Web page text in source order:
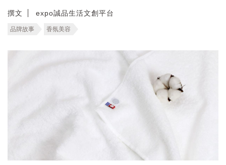
撰文 expo誠品生活文創平台
品牌故事 香氛美容